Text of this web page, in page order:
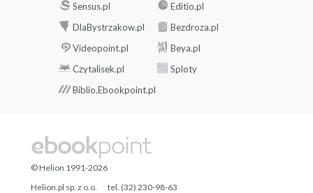
Sensus.pl
Editio.pl
DlaBystrzakow.pl
Bezdroza.pl
Videopoint.pl
Beya.pl
Czytalisek.pl
Sploty
Biblio.Ebookpoint.pl
© Helion 1991-2026
Helion.pl sp. z o.o.
tel. (32) 230-98-63